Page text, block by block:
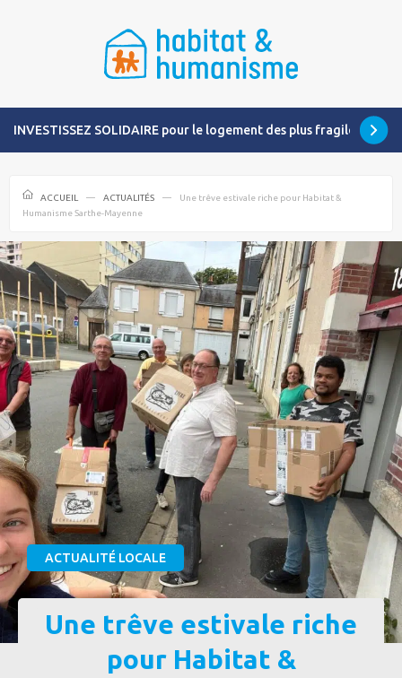
INVESTISSEZ SOLIDAIRE pour le logement des plus fragiles
ACCUEIL ACTUALITÉS
Une trêve estivale riche pour Habitat &
Humanisme Sarthe-Mayenne
ACTUALITÉ LOCALE
Une trêve estivale riche
pour Habitat &